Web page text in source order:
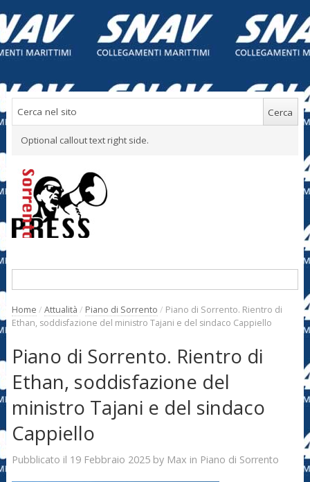
Optional callout text right side.
Home / Attualità / Piano di Sorrento / Piano di Sorrento. Rientro di
Ethan, soddisfazione del ministro Tajani e del sindaco Cappiello
Piano di Sorrento. Rientro di
Ethan, soddisfazione del
ministro Tajani e del sindaco
Cappiello
Pubblicato il 19 Febbraio 2025by Max in Piano di Sorrento